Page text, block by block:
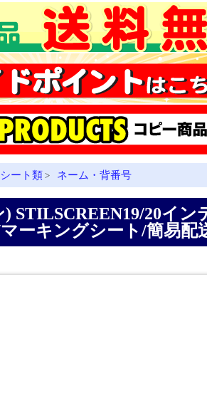
シート類 > ネーム・背番号
STILSCREEN19/20イン
ーキングシート/簡易配